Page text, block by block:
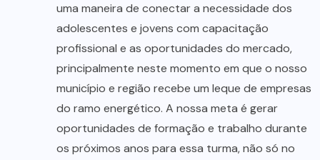
uma maneira de conectar a necessidade dos
adolescentes e jovens com capacitação
profissional e as oportunidades do mercado,
principalmente neste momento em que o nosso
município e região recebe um leque de empresas
do ramo energético. A nossa meta é gerar
oportunidades de formação e trabalho durante
os próximos anos para essa turma, não só no